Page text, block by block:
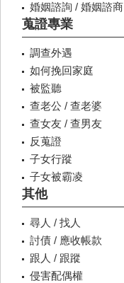
婚姻諮詢 / 婚姻諮商
蒐證專業
調查外遇
如何挽回家庭
被監聽
查老公 / 查老婆
查女友 / 查男友
反蒐證
子女行蹤
子女被霸凌
其他
尋人 / 找人
討債 / 應收帳款
跟人 / 跟蹤
侵害配偶權